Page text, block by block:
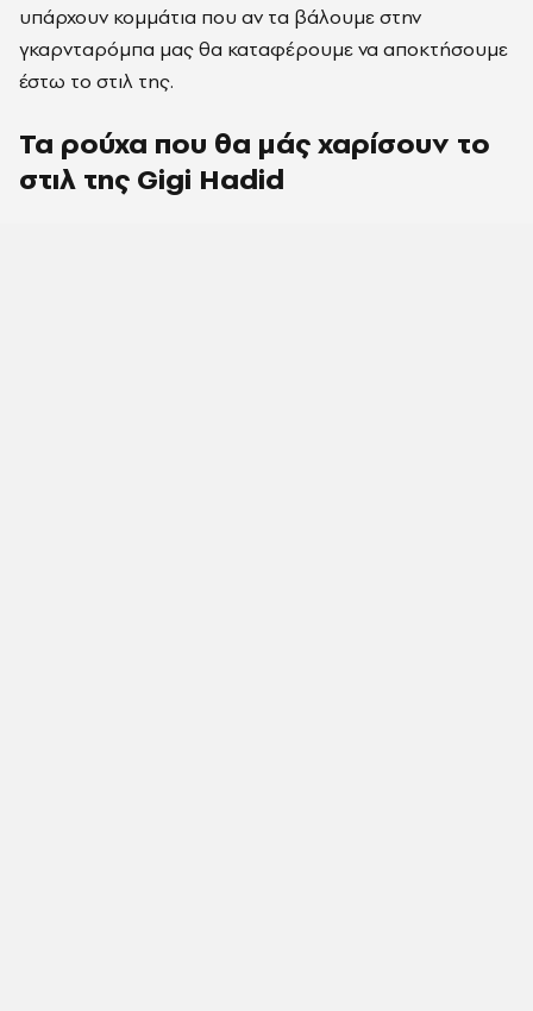
υπάρχουν κομμάτια που αν τα βάλουμε στην
γκαρνταρόμπα μας θα καταφέρουμε να αποκτήσουμε
έστω το στιλ της.
Τα ρούχα που θα μάς χαρίσουν το
στιλ της Gigi Hadid